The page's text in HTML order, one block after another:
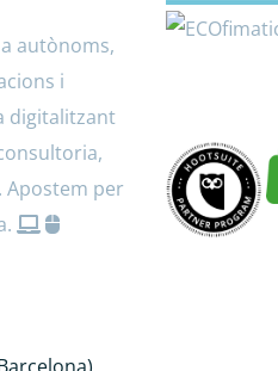
autònoms,
i
digitalitzant
per